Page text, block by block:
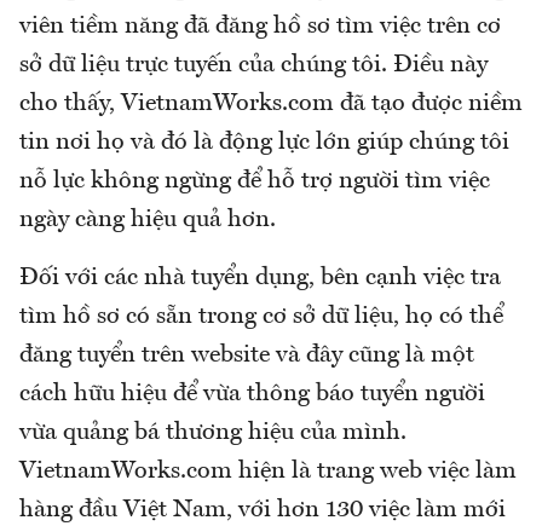
viên tiềm năng đã đăng hồ sơ tìm việc trên cơ
sở dữ liệu trực tuyến của chúng tôi. Điều này
cho thấy, VietnamWorks.com đã tạo được niềm
tin nơi họ và đó là động lực lớn giúp chúng tôi
nỗ lực không ngừng để hỗ trợ người tìm việc
ngày càng hiệu quả hơn.
Đối với các nhà tuyển dụng, bên cạnh việc tra
tìm hồ sơ có sẵn trong cơ sở dữ liệu, họ có thể
đăng tuyển trên website và đây cũng là một
cách hữu hiệu để vừa thông báo tuyển người
vừa quảng bá thương hiệu của mình.
VietnamWorks.com hiện là trang web việc làm
hàng đầu Việt Nam, với hơn 130 việc làm mới